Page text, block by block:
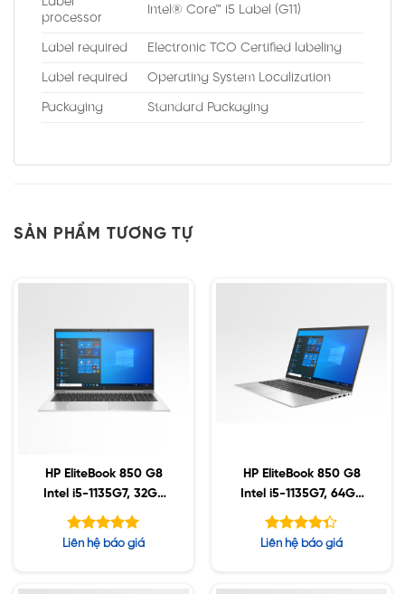
processor
Intel® Core™ i5 Label (G11)
Label required Electronic TCO Certified labeling
Label required Operating System Localization
Packaging Standard Packaging
SẢN PHẨM TƯƠNG TỰ
HP EliteBook 850 G8
Intel i5-1135G7, 32GB
DDR4, 256GB SSD,
15.6″ FHD, Win10
Được xếp
Liên hệ báo giá
HP EliteBook 850 G8
Intel i5-1135G7, 64GB
DDR4, 1TB SSD, 15.6″
FHD, Win10
Được xếp
Liên hệ báo giá